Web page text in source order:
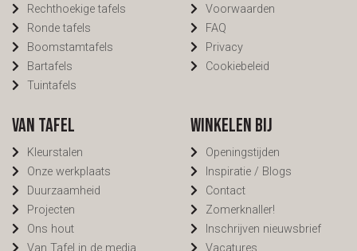
Rechthoekige tafels
Ronde tafels
Boomstamtafels
Bartafels
Tuintafels
Voorwaarden
FAQ
Privacy
Cookiebeleid
Van Tafel
Kleurstalen
Onze werkplaats
Duurzaamheid
Projecten
Ons hout
Winkelen bij
Openingstijden
Inspiratie / Blogs
Contact
Zomerknaller!
Inschrijven nieuwsbrief